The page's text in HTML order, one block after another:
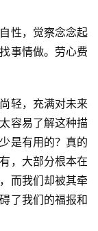
性，觉察念念起
事情做。劳心费
轻，充满对未来
容易了解这种描
是有用的？真的
，大部分根本在
而我们却被其牵
了我们的福报和